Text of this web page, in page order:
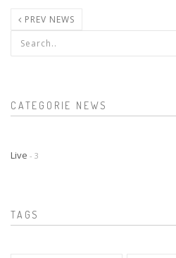
PREV NEWS
Form di ricerca
CATEGORIE NEWS
Live - 3
TAGS